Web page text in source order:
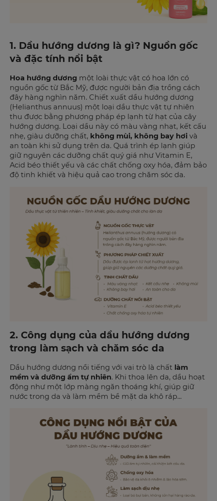
1. Dầu hướng dương là gì? Nguồn gốc
và đặc tính nổi bật
Hoa hướng dương một loài thực vật có hoa lớn có
nguồn gốc từ Bắc Mỹ, được người bản địa trồng cách
đây hàng nghìn năm. Chiết xuất dầu hướng dương
(Helianthus annuus) một loại dầu thực vật tự nhiên
thu được bằng phương pháp ép lạnh từ hạt của cây
hướng dương. Loại dầu này có màu vàng nhạt, kết cấu
nhẹ, giàu dưỡng chất, không mùi, không bay hơi và
an toàn khi sử dụng trên da. Quá trình ép lạnh giúp
giữ nguyên các dưỡng chất quý giá như Vitamin E,
Acid béo thiết yếu và các chất chống oxy hóa, đảm bảo
độ tinh khiết và hiệu quả cao trong chăm sóc da.
2. Công dụng của dầu hướng dương
trong làm sạch và chăm sóc da
Dầu hướng dương nổi tiếng với vai trò là chất làm
mềm và dưỡng ẩm tự nhiên. Khi thoa lên da, dầu hoạt
động như một lớp màng ngăn thoáng khí, giúp giữ
nước trong da và làm mềm bề mặt da khô ráp...